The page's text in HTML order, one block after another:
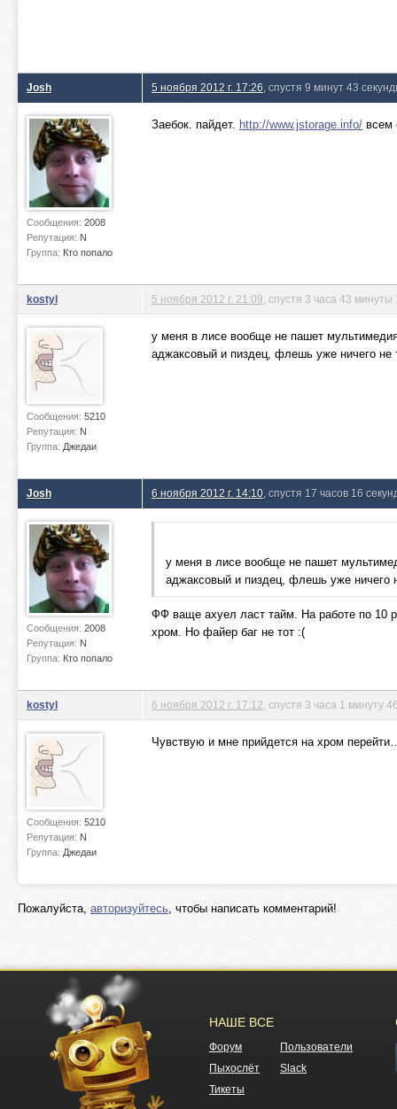
Josh
Сообщения: 2008
Репутация: N
Группа: Кто попало
5 ноября 2012 г. 17:26 , спустя 9 минут 43
Заебок. пайдет. http://www.jstorage.info/ всем
kostyl
Сообщения: 5210
Репутация: N
Группа: Джедаи
5 ноября 2012 г. 21:09 , спустя 3 часа 43 минуты
у меня в лисе вообще не пашет
аджаксовый и пиздец, флешь уже ничего не
Josh
Сообщения: 2008
Репутация: N
Группа: Кто попало
6 ноября 2012 г. 14:10 , спустя 17 часов 16
у меня в лисе вообще не пашет
аджаксовый и пиздец, флешь уже ничего
ФФ ваще ахуел ласт тайм. На работе по 10
хром. Но файер баг не тот :(
kostyl
Сообщения: 5210
Репутация: N
Группа: Джедаи
6 ноября 2012 г. 17:12 , спустя 3 часа 1 минуту
Чувствую и мне прийдется на хром
Пожалуйста, авторизуйтесь, чтобы написать комментарий!
НАШЕ ВСЕ
Форум
Пользователи
Пыхослёт
Slack
Тикеты